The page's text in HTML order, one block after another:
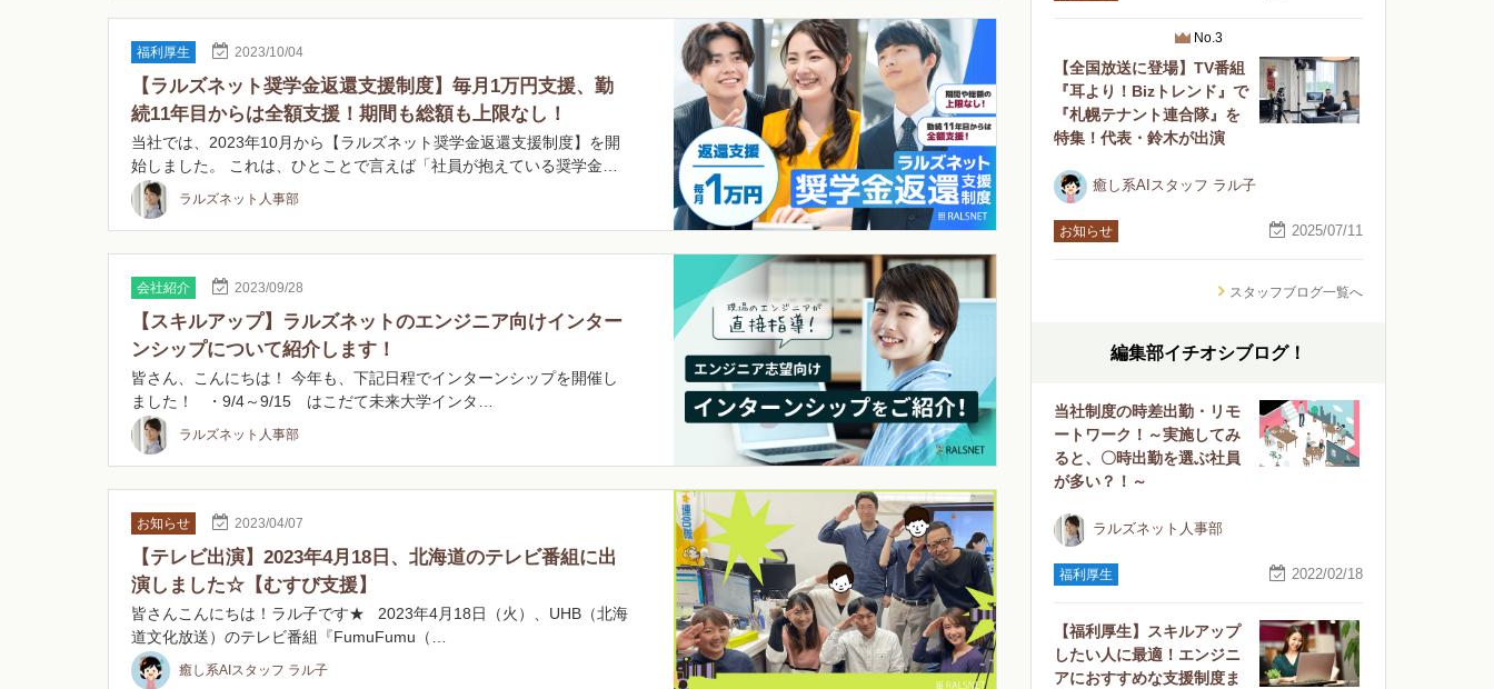
福利厚生 2023/10/04
【ラルズネット奨学金返還支援制度】毎月1万円支援、勤
続11年目からは全額支援！期間も総額も上限なし！
当社では、2023年10月から【ラルズネット奨学金返還支援制度】を開
始しました。 これは、ひとことで言えば「社員が抱えている奨学金…
ラルズネット人事部
会社紹介 2023/09/28
【スキルアップ】ラルズネットのエンジニア向けインター
ンシップについて紹介します！
皆さん、こんにちは！ 今年も、下記日程でインターンシップを開催し
ました！ ・9/4～9/15 はこだて未来大学インタ…
ラルズネット人事部
お知らせ 2023/04/07
【テレビ出演】2023年4月18日、北海道のテレビ番組に出
演しました☆【むすび支援】
皆さんこんにちは！ラル子です★ 2023年4月18日（火）、UHB（北海
道文化放送）のテレビ番組『FumuFumu（…
癒し系AIスタッフ ラル子
No.3
【全国放送に登場】TV番組
『耳より！Bizトレンド』で
『札幌テナント連合隊』を
特集！代表・鈴木が出演
癒し系AIスタッフ ラル子
お知らせ 2025/07/11
スタッフブログ一覧へ
編集部イチオシブログ！
当社制度の時差出勤・リモ
ートワーク！～実施してみ
ると、〇時出勤を選ぶ社員
が多い？！～
ラルズネット人事部
福利厚生 2022/02/18
【福利厚生】スキルアップ
したい人に最適！エンジニ
アにおすすめな支援制度ま